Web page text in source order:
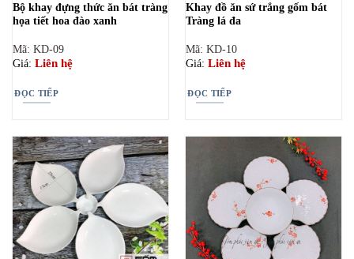
Bộ khay đựng thức ăn bát tràng
họa tiết hoa đào xanh
Mã: KD-09
Giá: Liên hệ
ĐỌC TIẾP
Khay đồ ăn sứ trắng gốm bát
Tràng lá đa
Mã: KD-10
Giá: Liên hệ
ĐỌC TIẾP